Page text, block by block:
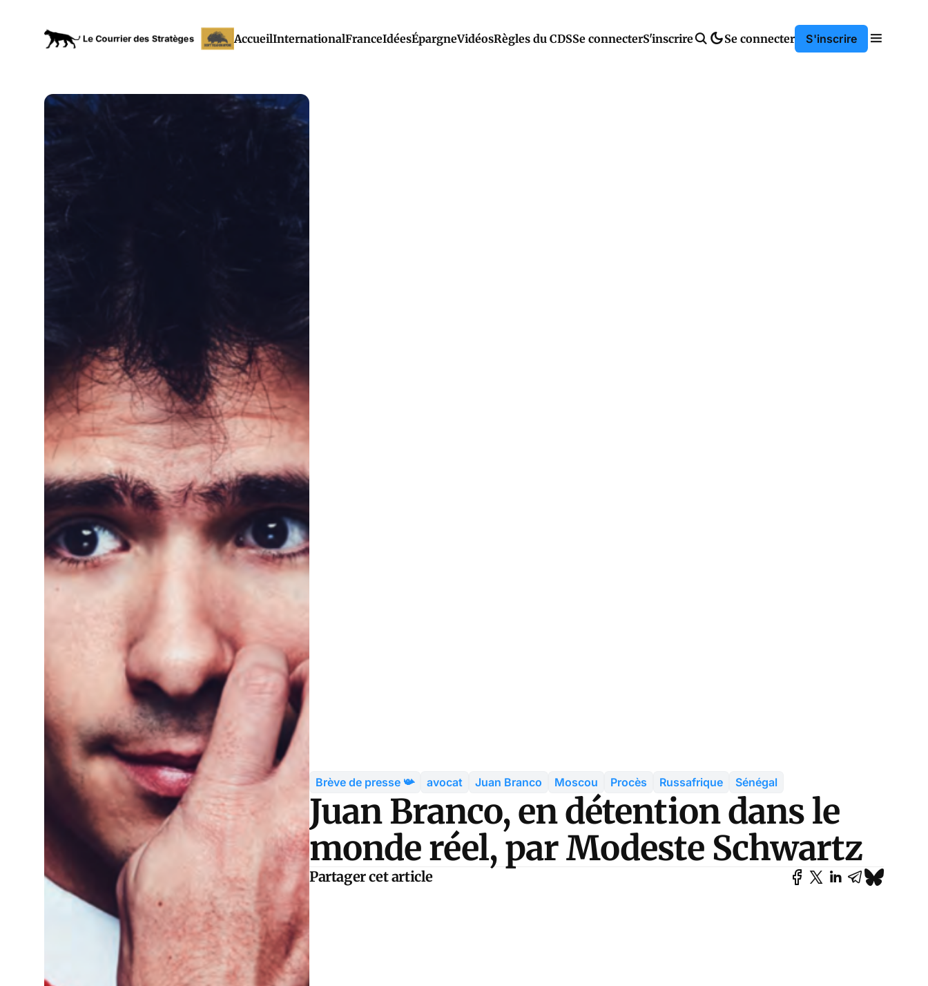
AccueilInternationalFranceIdéesÉpargneVidéosRègles du CDSSe connecterS'inscrire Se connecter S'inscrire
Brève de presse 📯 avocat Juan Branco Moscou Procès Russafrique Sénégal
Juan Branco, en détention dans le
monde réel, par Modeste Schwartz
Partager cet article